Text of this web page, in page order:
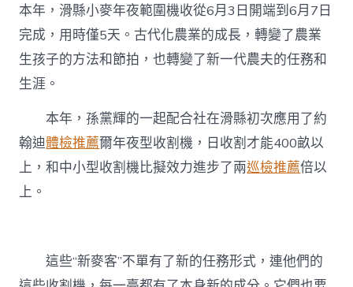
本年，滑縣小麥年夜範圍機收從6月3日開端到6月7日
完成，用時僅5天。古代化農業的成長，轉變了農業
生孩子的方法和節拍，也轉變了新一代農夫的任務和
生涯。
本年，孫黨輝的一起配合社在滑縣初次應用了約
翰迪體檢推薦爾年夜型收割機，日收割才能400畝以
上，和中小型收割機比擬效力進步了兩巡檢推薦倍以
上。
這些“新麥客”不單有了新的任務形式，連他們的